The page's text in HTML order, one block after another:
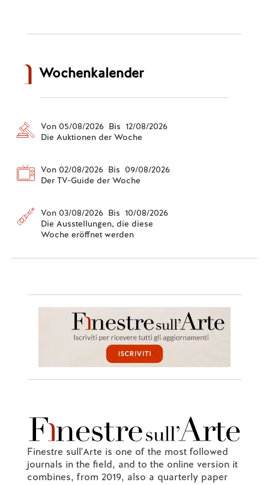
Wochenkalender
Von 05/08/2026 Bis 12/08/2026
Die Auktionen der Woche
Von 02/08/2026 Bis 09/08/2026
Der TV-Guide der Woche
Von 03/08/2026 Bis 10/08/2026
Die Ausstellungen, die diese
Woche eröffnet werden
Finestre sull'Arte is one of the most followed
journals in the field, and to the online version it
combines, from 2019, also a quarterly paper